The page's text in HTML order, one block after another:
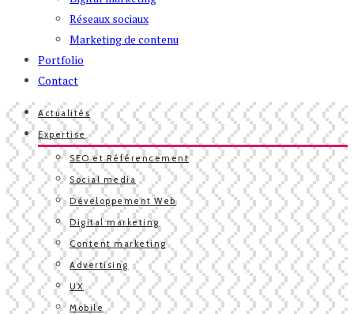
Réseaux sociaux
Marketing de contenu
Portfolio
Contact
Actualités
Expertise
SEO et Référencement
Social media
Développement Web
Digital marketing
Content marketing
Advertising
UX
Mobile